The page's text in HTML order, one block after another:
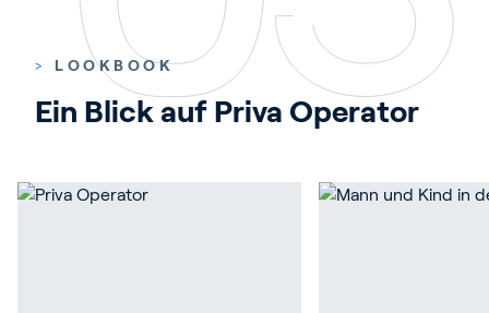
> LOOKBOOK
Ein Blick auf Priva Operator